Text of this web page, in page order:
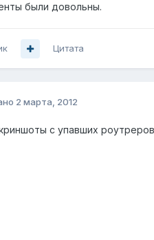
были довольны.
Цитата
2 марта, 2012
с упавших